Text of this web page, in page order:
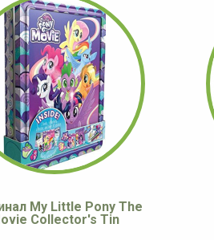
My Little Pony The
Collector's Tin